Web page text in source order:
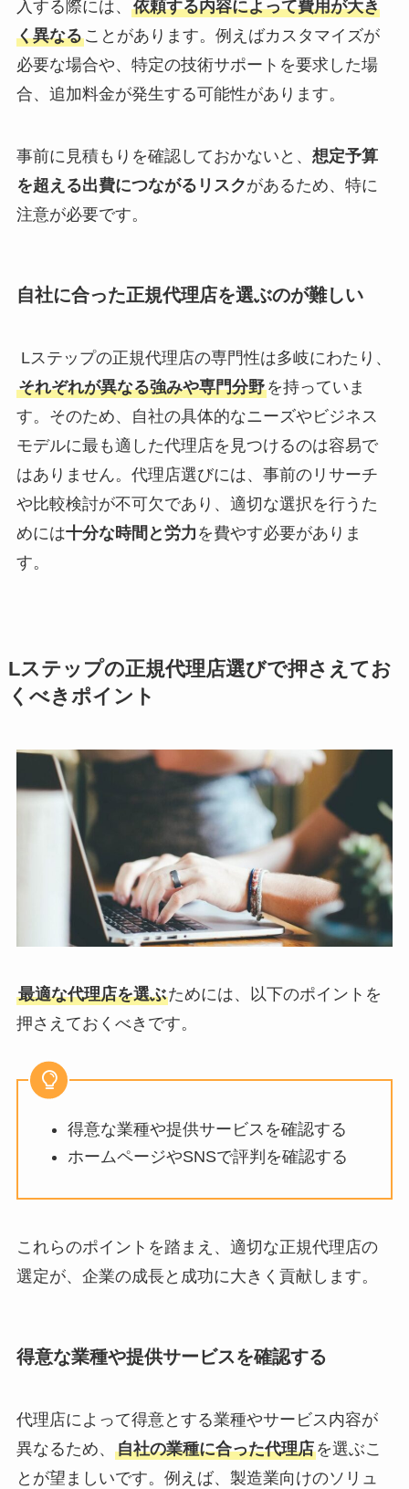
入する際には、 依頼する内容によって費用が大き
く異なることがあります。例えばカスタマイズが
必要な場合や、特定の技術サポートを要求した場
合、追加料金が発生する可能性があります。
事前に見積もりを確認しておかないと、 想定予算
を超える出費につながるリスクがあるため、特に
注意が必要です。
自社に合った正規代理店を選ぶのが難しい
Lステップの正規代理店の専門性は多岐にわたり、
それぞれが異なる強みや専門分野を持っていま
す。そのため、自社の具体的なニーズやビジネス
モデルに最も適した代理店を見つけるのは容易で
はありません。代理店選びには、事前のリサーチ
や比較検討が不可欠であり、適切な選択を行うた
めには十分な時間と労力 を費やす必要がありま
す。
Lステップの正規代理店選びで押さえてお
くべきポイント
最適な代理店を選ぶためには、以下のポイントを
押さえておくべきです。
得意な業種や提供サービスを確認する
ホームページやSNSで評判を確認する
これらのポイントを踏まえ、適切な正規代理店の
選定が、企業の成長と成功に大きく貢献します。
得意な業種や提供サービスを確認する
代理店によって得意とする業種やサービス内容が
異なるため、 自社の業種に合った代理店を選ぶこ
とが望ましいです。例えば、製造業向けのソリュ